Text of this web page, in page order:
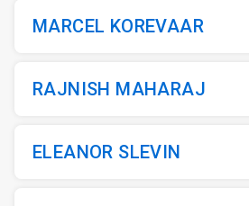
MARCEL KOREVAAR
RAJNISH MAHARAJ
ELEANOR SLEVIN